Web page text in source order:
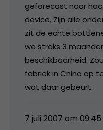
geforecast naar
device. Zijn alle
zit de echte
we straks 3
beschikbaarheid.
fabriek in China op
wat daar gebeurt.
7 juli 2007 om 09:45